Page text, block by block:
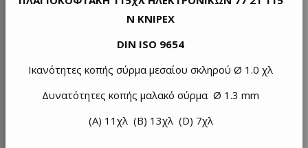
N KNIPEX
DIN ISO 9654
Ικανότητες κοπής σύρμα μεσαίου σκληρού Ø 1.0 χλ
Δυνατότητες κοπής μαλακό σύρμα Ø 1.3 mm
(Α) 11χλ (B) 13χλ (D) 7χλ